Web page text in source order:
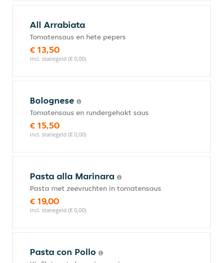
All Arrabiata
Tomatensaus en hete pepers
€ 13,50
incl. statiegeld (€ 0,00)
Bolognese
Tomatensaus en rundergehakt saus
€ 15,50
incl. statiegeld (€ 0,00)
Pasta alla Marinara
Pasta met zeevruchten in tomatensaus
€ 19,00
incl. statiegeld (€ 0,00)
Pasta con Pollo